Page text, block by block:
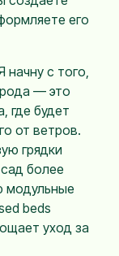
его
с того,
— это
где будет
от ветров.
грядки
более
модульные
beds
уход за